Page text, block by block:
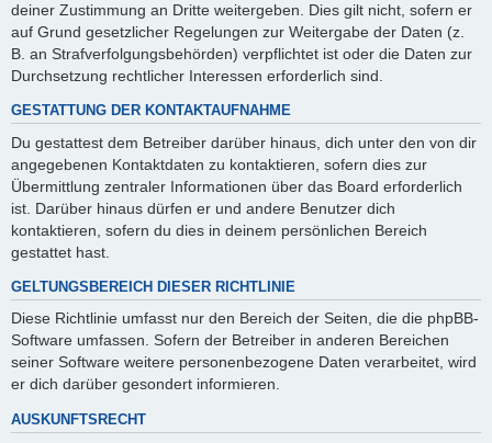
deiner Zustimmung an Dritte weitergeben. Dies gilt nicht, sofern er
auf Grund gesetzlicher Regelungen zur Weitergabe der Daten (z.
B. an Strafverfolgungsbehörden) verpflichtet ist oder die Daten zur
Durchsetzung rechtlicher Interessen erforderlich sind.
GESTATTUNG DER KONTAKTAUFNAHME
Du gestattest dem Betreiber darüber hinaus, dich unter den von dir
angegebenen Kontaktdaten zu kontaktieren, sofern dies zur
Übermittlung zentraler Informationen über das Board erforderlich
ist. Darüber hinaus dürfen er und andere Benutzer dich
kontaktieren, sofern du dies in deinem persönlichen Bereich
gestattet hast.
GELTUNGSBEREICH DIESER RICHTLINIE
Diese Richtlinie umfasst nur den Bereich der Seiten, die die phpBB-
Software umfassen. Sofern der Betreiber in anderen Bereichen
seiner Software weitere personenbezogene Daten verarbeitet, wird
er dich darüber gesondert informieren.
AUSKUNFTSRECHT